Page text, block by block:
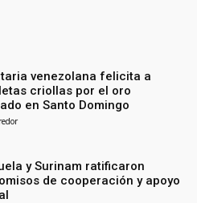
venezolana felicita a
criollas por el oro
en Santo Domingo
y Surinam ratificaron
de cooperación y apoyo